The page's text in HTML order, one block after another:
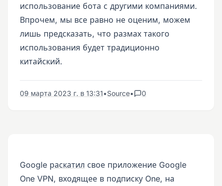
использование бота с другими компаниями.
Впрочем, мы все равно не оценим, можем
лишь предсказать, что размах такого
использования будет традиционно
китайский.
09 марта 2023 г. в 13:31•Source• 0
Google раскатил свое приложение Google
One VPN, входящее в подписку One, на